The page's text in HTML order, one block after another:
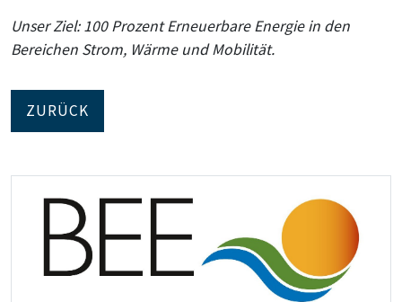
Unser Ziel: 100 Prozent Erneuerbare Energie in den
Bereichen Strom, Wärme und Mobilität.
ZURÜCK